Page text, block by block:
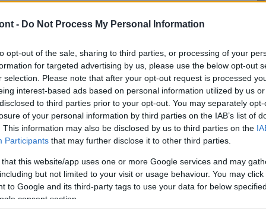
- Do Not Process My Personal Information
opt-out of the sale, sharing to third parties, or processing of your
for targeted advertising by us, please use the below opt-out
selection. Please note that after your opt-out request is processed
interest-based ads based on personal information utilized by us
to third parties prior to your opt-out. You may separately
of your personal information by third parties on the IAB’s list of
This information may also be disclosed by us to third parties on the
Participants that may further disclose it to other third parties.
that this website/app uses one or more Google services and may
but not limited to your visit or usage behaviour. You may
to Google and its third-party tags to use your data for below
consent section.
korlátlan belföldi netet biztosít minden
karbantartása miatt 2024. szeptember 24-én
szerdán 12 óráig a Telekom alkalmazás, a
portál nem lesz elérhető -tájékoztatta a vállalat az
egy órával hamarabb, 20 órakor bezárnak. A
korlátozott funkciókkal áll rendelkezésre
Az informatikai rendszerek ütemezett